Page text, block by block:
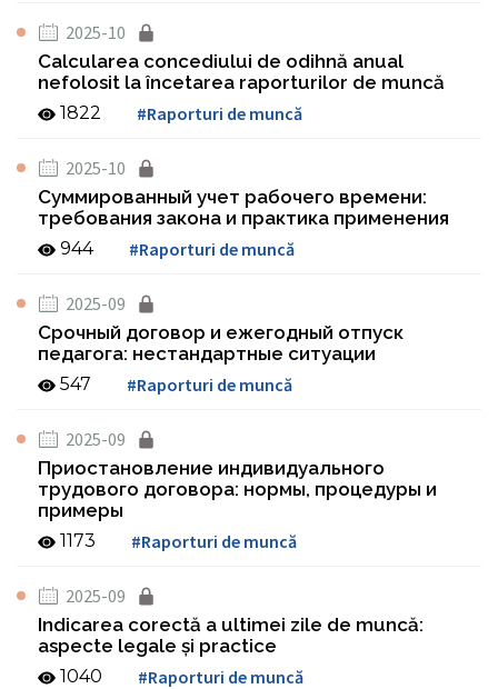
2025-10
Calcularea concediului de odihnă anual
nefolosit la încetarea raporturilor de muncă
1822 #Raporturi de muncă
2025-10
Суммированный учет рабочего времени:
требования закона и практика применения
944 #Raporturi de muncă
2025-09
Срочный договор и ежегодный отпуск
педагога: нестандартные ситуации
547 #Raporturi de muncă
2025-09
Приостановление индивидуального
трудового договора: нормы, процедуры и
примеры
1173 #Raporturi de muncă
2025-09
Indicarea corectă a ultimei zile de muncă:
aspecte legale şi practice
1040 #Raporturi de muncă